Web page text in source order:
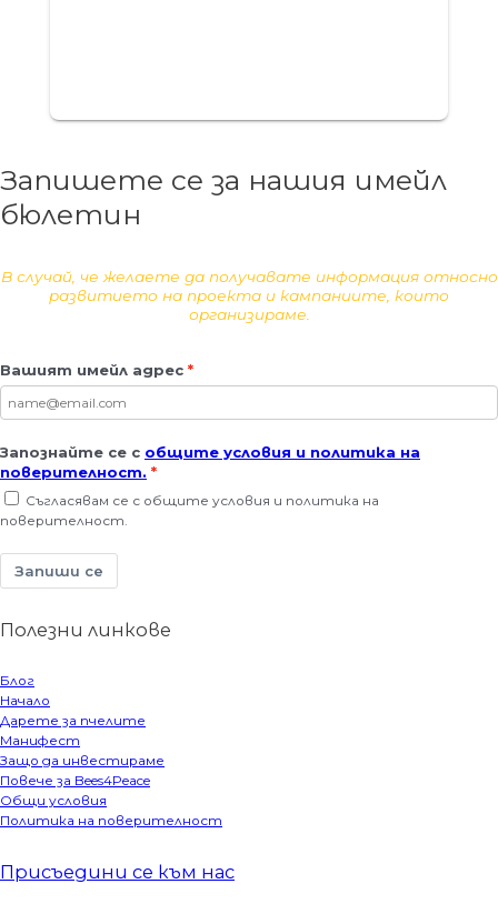
Запишете се за нашия имейл
бюлетин
В случай, че желаете да получавате информация относно
развитието на проекта и кампаниите, които
организираме.
Вашият имейл адрес
Запознайте се с общите условия и политика на
поверителност.
Съгласявам се с общите условия и политика на
поверителност.
Запиши се
Полезни линкове
Блог
Начало
Дарете за пчелите
Манифест
Защо да инвестираме
Повече за Bees4Peace
Общи условия
Политика на поверителност
Присъедини се към нас